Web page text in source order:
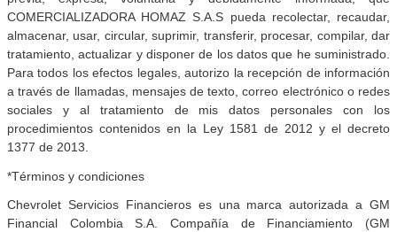
COMERCIALIZADORA HOMAZ S.A.S pueda recolectar, recaudar,
almacenar, usar, circular, suprimir, transferir, procesar, compilar, dar
tratamiento, actualizar y disponer de los datos que he suministrado.
Para todos los efectos legales, autorizo la recepción de información
a través de llamadas, mensajes de texto, correo electrónico o redes
sociales y al tratamiento de mis datos personales con los
procedimientos contenidos en la Ley 1581 de 2012 y el decreto
1377 de 2013.
*Términos y condiciones
Chevrolet Servicios Financieros es una marca autorizada a GM
Financial Colombia S.A. Compañía de Financiamiento (GM